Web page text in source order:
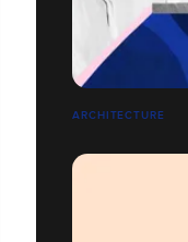
ARCHITECTURE